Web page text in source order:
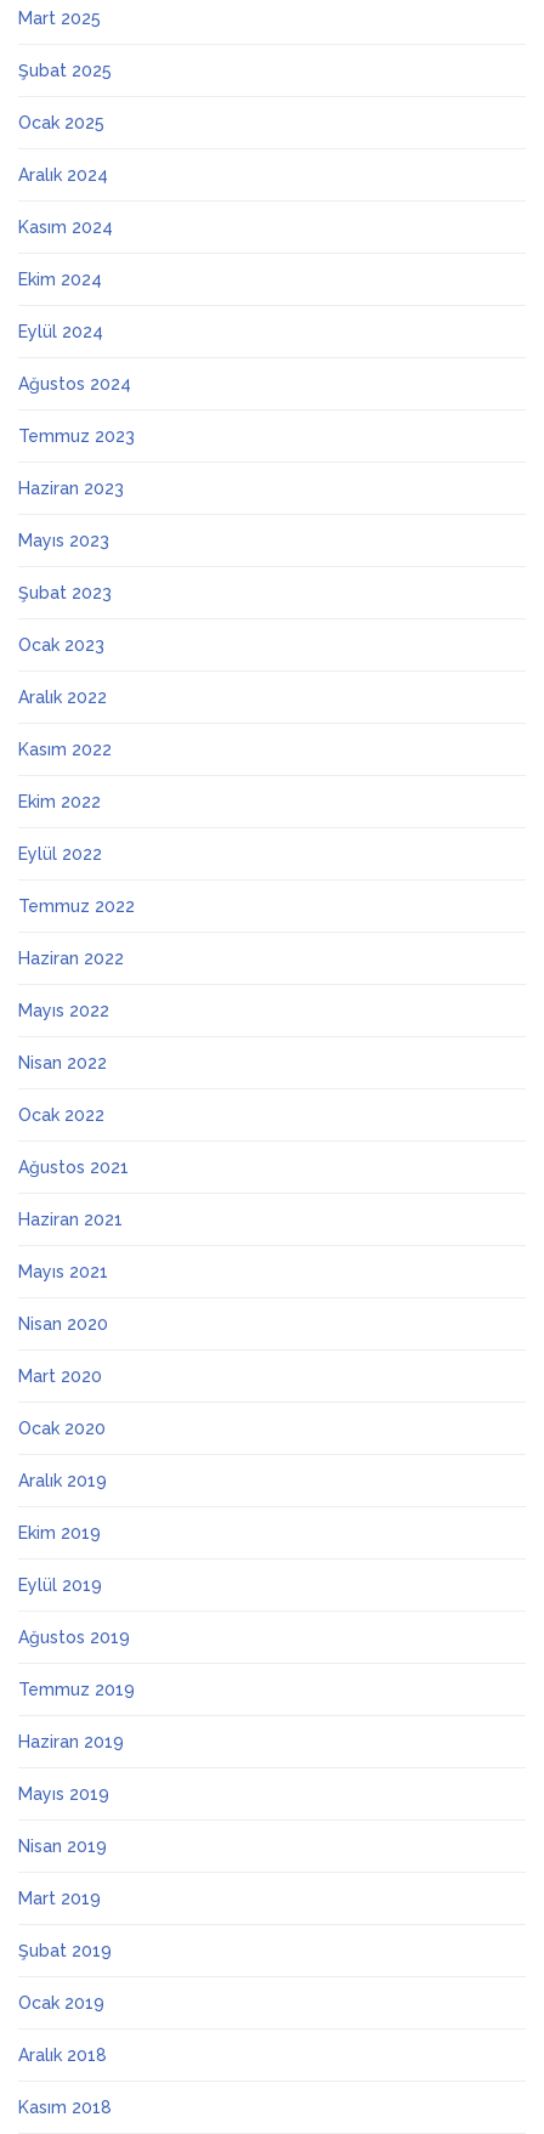
Mart 2025
Şubat 2025
Ocak 2025
Aralık 2024
Kasım 2024
Ekim 2024
Eylül 2024
Ağustos 2024
Temmuz 2023
Haziran 2023
Mayıs 2023
Şubat 2023
Ocak 2023
Aralık 2022
Kasım 2022
Ekim 2022
Eylül 2022
Temmuz 2022
Haziran 2022
Mayıs 2022
Nisan 2022
Ocak 2022
Ağustos 2021
Haziran 2021
Mayıs 2021
Nisan 2020
Mart 2020
Ocak 2020
Aralık 2019
Ekim 2019
Eylül 2019
Ağustos 2019
Temmuz 2019
Haziran 2019
Mayıs 2019
Nisan 2019
Mart 2019
Şubat 2019
Ocak 2019
Aralık 2018
Kasım 2018